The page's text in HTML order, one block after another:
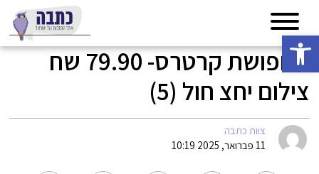
פתח סרגל נגישות
תחפושת קרטרס- 79.90 שח
צילום יחצ חול (5)
צוות כתבה
11 פברואר, 2025 10:19